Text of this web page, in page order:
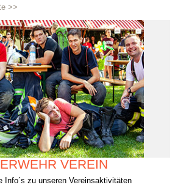
>>
VEREIN
Info´s zu unseren Vereinsaktivitäten